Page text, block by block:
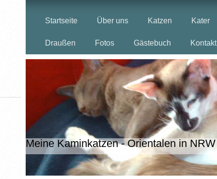
Startseite Über uns Katzen Kater
Draußen Fotos Gästebuch Kontakt
Meine Kaminkatzen - Orientalen in NRW